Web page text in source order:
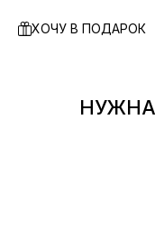
ХОЧУ В ПОДАРОК